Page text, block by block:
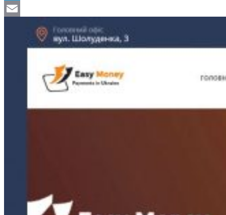
Telegram